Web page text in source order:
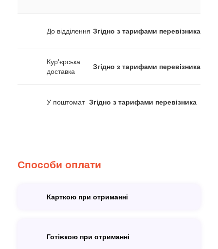
До відділення Згідно з тарифами перевізника
Кур'єрська
доставка
Згідно з тарифами перевізника
У поштомат Згідно з тарифами перевізника
Способи оплати
Карткою при отриманні
Готівкою при отриманні